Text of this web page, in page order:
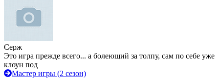
Серж
Это игра прежде всего... а болеющий за толпу, сам по себе уже
клоун под
Мастер игры (2 сезон)